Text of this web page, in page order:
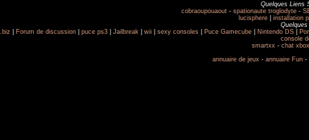
Quelques Liens
cobraoupouaout- spationaute troglodyte-
lucisphere
installation
.biz
Forum de discussion puce ps3 Jailbreak wii sexy consoles Puce Gamecube Nintendo DS
console
smartxx - chat
annuaire de jeux - annuaire Fun -